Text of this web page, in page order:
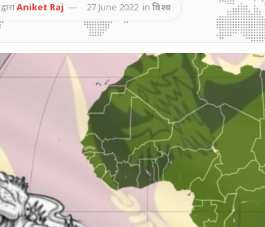
द्वाराAniket Raj 27 June 2022 in विश्व